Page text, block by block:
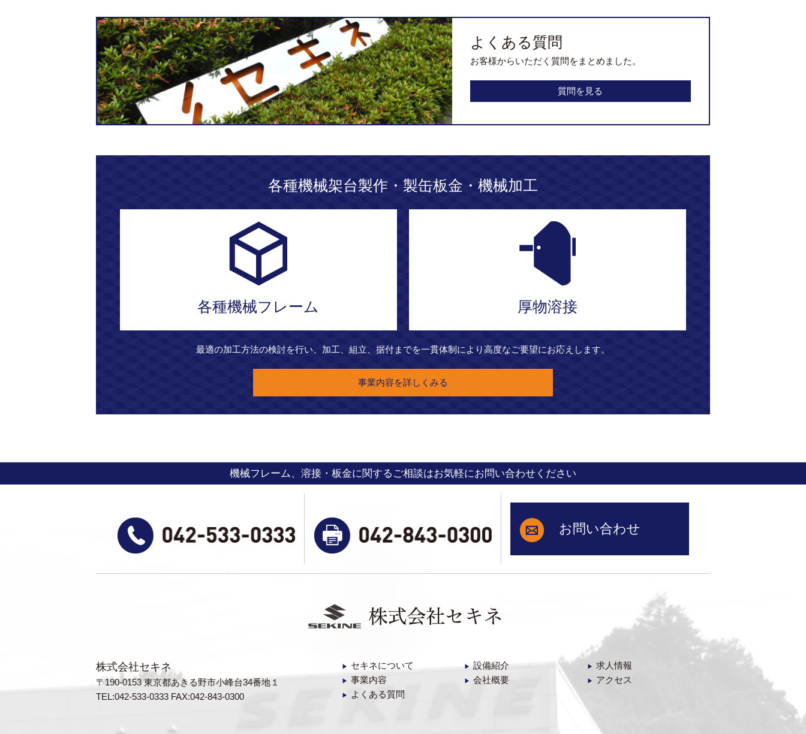
よくある質問
お客様からいただく質問をまとめました。
質問を見る
各種機械架台製作・製缶板金・機械加工
各種機械フレーム 厚物溶接
最適の加工方法の検討を行い、加工、組立、据付までを一貫体制により高度なご要望にお応えします。
事業内容を詳しくみる
機械フレーム、溶接・板金に関するご相談はお気軽にお問い合わせください
お問い合わせ
株式会社セキネ
〒190-0153 東京都あきる野市小峰台34番地１
TEL:042-533-0333 FAX:042-843-0300
▶︎ セキネについて ▶︎ 設備紹介 ▶︎ 求人情報
▶︎ 事業内容 ▶︎ 会社概要 ▶︎ アクセス
▶︎ よくある質問